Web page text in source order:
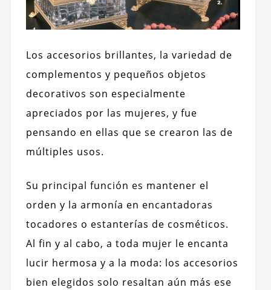
Los accesorios brillantes, la variedad de
complementos y pequeños objetos
decorativos son especialmente
apreciados por las mujeres, y fue
pensando en ellas que se crearon las de
múltiples usos.
Su principal función es mantener el
orden y la armonía en encantadoras
tocadores o estanterías de cosméticos.
Al fin y al cabo, a toda mujer le encanta
lucir hermosa y a la moda: los accesorios
bien elegidos solo resaltan aún más ese